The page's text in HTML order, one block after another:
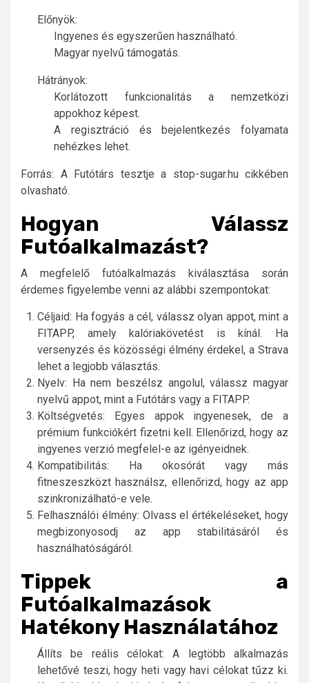
Előnyök:
Ingyenes és egyszerűen használható.
Magyar nyelvű támogatás.
Hátrányok:
Korlátozott funkcionalitás a nemzetközi
appokhoz képest.
A regisztráció és bejelentkezés folyamata
nehézkes lehet.
Forrás: A Futótárs tesztje a stop-sugar.hu cikkében
olvasható.
Hogyan Válassz
Futóalkalmazást?
A megfelelő futóalkalmazás kiválasztása során
érdemes figyelembe venni az alábbi szempontokat:
Céljaid: Ha fogyás a cél, válassz olyan appot, mint a
FITAPP, amely kalóriakövetést is kínál. Ha
versenyzés és közösségi élmény érdekel, a Strava
lehet a legjobb választás.
Nyelv: Ha nem beszélsz angolul, válassz magyar
nyelvű appot, mint a Futótárs vagy a FITAPP.
Költségvetés: Egyes appok ingyenesek, de a
prémium funkciókért fizetni kell. Ellenőrizd, hogy az
ingyenes verzió megfelel-e az igényeidnek.
Kompatibilitás: Ha okosórát vagy más
fitneszeszközt használsz, ellenőrizd, hogy az app
szinkronizálható-e vele.
Felhasználói élmény: Olvass el értékeléseket, hogy
megbizonyosodj az app stabilitásáról és
használhatóságáról.
Tippek a
Futóalkalmazások
Hatékony Használatához
Állíts be reális célokat: A legtöbb alkalmazás
lehetővé teszi, hogy heti vagy havi célokat tűzz ki.